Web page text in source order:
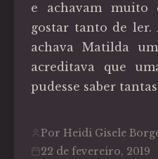
e achavam muito
gostar tanto de ler.
achava Matilda
acreditava que
pudesse saber
Por Heidi Gisele
22 de fevereiro, 2019